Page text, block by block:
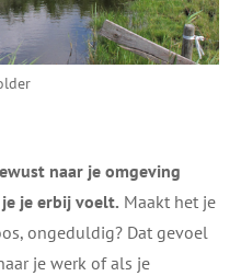
naar je omgeving
je erbij voelt. Maakt het je
ongeduldig? Dat gevoel
je werk of als je